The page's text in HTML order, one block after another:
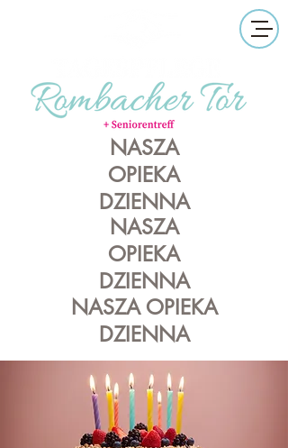
NASZA
OPIEKA
DZIENNA
NASZA
OPIEKA
DZIENNA
NASZA OPIEKA
DZIENNA